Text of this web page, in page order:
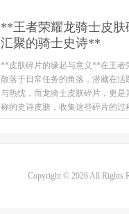
**王者荣耀龙骑士皮
汇聚的骑士史诗**
**皮肤碎片的缘起与意义**在王者
散落于日常任务的角落，潜藏在
与热忱，而龙骑士皮肤碎片，更
称的史诗皮肤，收集这些碎片的
Copyright © 2026 All Rights